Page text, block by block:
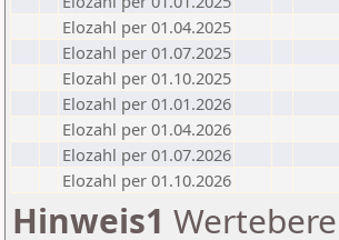
Elozahl per 01.04.2025
Elozahl per 01.07.2025
Elozahl per 01.10.2025
Elozahl per 01.01.2026
Elozahl per 01.04.2026
Elozahl per 01.07.2026
Elozahl per 01.10.2026
Hinweis1